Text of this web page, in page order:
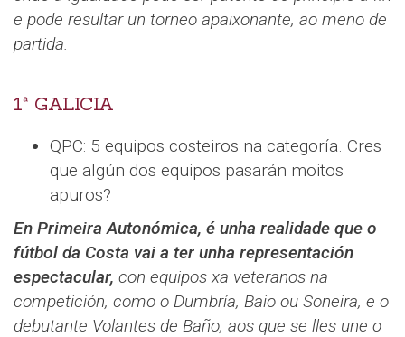
e pode resultar un torneo apaixonante, ao meno de
partida.
1ª GALICIA
QPC: 5 equipos costeiros na categoría. Cres
que algún dos equipos pasarán moitos
apuros?
En Primeira Autonómica, é unha realidade que o
fútbol da Costa vai a ter unha representación
espectacular, con equipos xa veteranos na
competición, como o Dumbría, Baio ou Soneira, e o
debutante Volantes de Baño, aos que se lles une o